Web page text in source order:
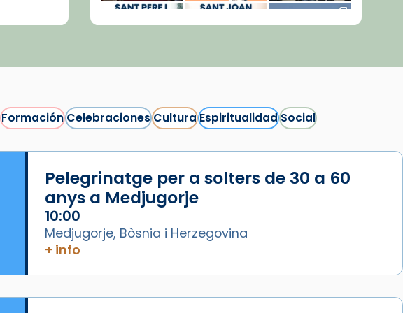
Cargar más...
FormaciónCelebracionesCulturaEspiritualidadSocial
Pelegrinatge per a solters de 30 a 60
anys a Medjugorje
10:00
Medjugorje, Bòsnia i Herzegovina
+ info